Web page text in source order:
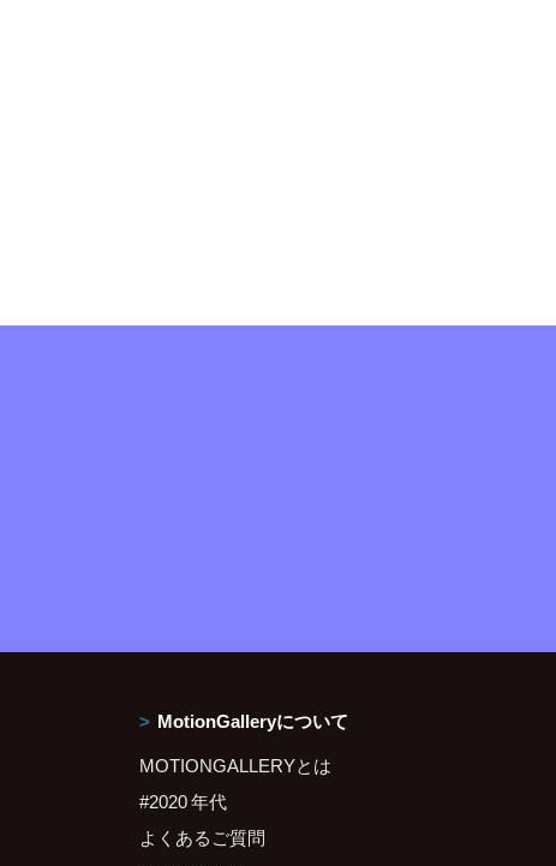
MotionGalleryについて
MOTIONGALLERYとは
#2020 年代
よくあるご質問